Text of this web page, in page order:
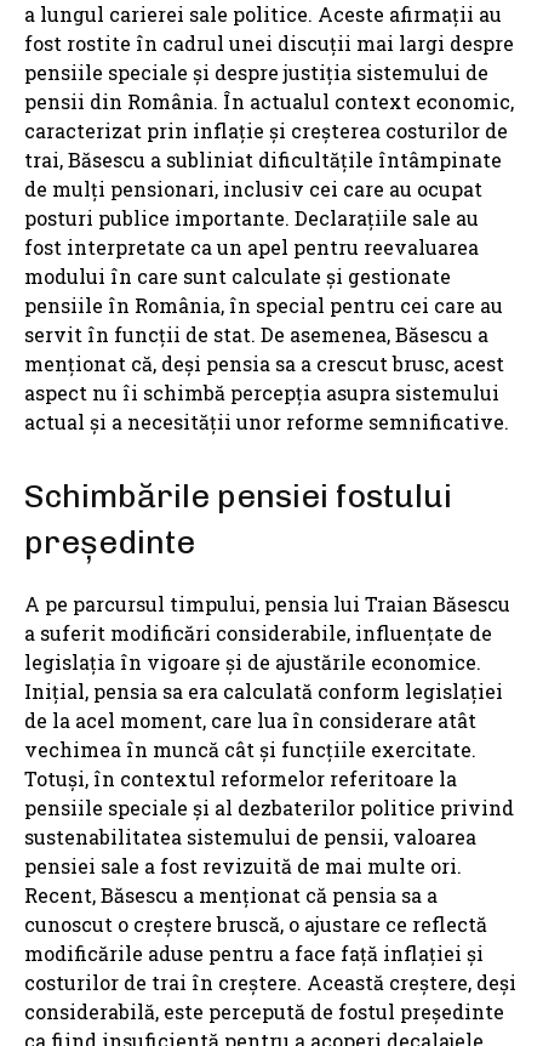
a lungul carierei sale politice. Aceste afirmații au
fost rostite în cadrul unei discuții mai largi despre
pensiile speciale și despre justiția sistemului de
pensii din România. În actualul context economic,
caracterizat prin inflație și creșterea costurilor de
trai, Băsescu a subliniat dificultățile întâmpinate
de mulți pensionari, inclusiv cei care au ocupat
posturi publice importante. Declarațiile sale au
fost interpretate ca un apel pentru reevaluarea
modului în care sunt calculate și gestionate
pensiile în România, în special pentru cei care au
servit în funcții de stat. De asemenea, Băsescu a
menționat că, deși pensia sa a crescut brusc, acest
aspect nu îi schimbă percepția asupra sistemului
actual și a necesității unor reforme semnificative.
Schimbările pensiei fostului
președinte
A pe parcursul timpului, pensia lui Traian Băsescu
a suferit modificări considerabile, influențate de
legislația în vigoare și de ajustările economice.
Inițial, pensia sa era calculată conform legislației
de la acel moment, care lua în considerare atât
vechimea în muncă cât și funcțiile exercitate.
Totuși, în contextul reformelor referitoare la
pensiile speciale și al dezbaterilor politice privind
sustenabilitatea sistemului de pensii, valoarea
pensiei sale a fost revizuită de mai multe ori.
Recent, Băsescu a menționat că pensia sa a
cunoscut o creștere bruscă, o ajustare ce reflectă
modificările aduse pentru a face față inflației și
costurilor de trai în creștere. Această creștere, deși
considerabilă, este percepută de fostul președinte